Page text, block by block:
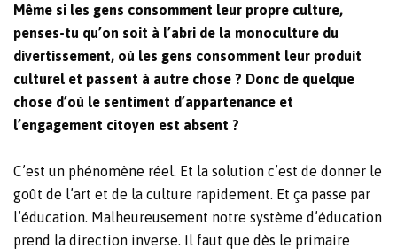
Même si les gens consomment leur propre culture,
penses-tu qu’on soit à l’abri de la monoculture du
divertissement, où les gens consomment leur produit
culturel et passent à autre chose ? Donc de quelque
chose d’où le sentiment d’appartenance et
l’engagement citoyen est absent ?
C’est un phénomène réel. Et la solution c’est de donner le
goût de l’art et de la culture rapidement. Et ça passe par
l’éducation. Malheureusement notre système d’éducation
prend la direction inverse. Il faut que dès le primaire